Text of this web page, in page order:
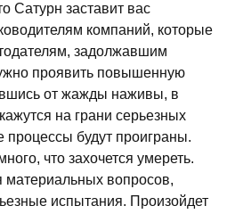
Сатурн заставит вас
компаний, которые
задолжавшим
проявить повышенную
от жажды наживы, в
на грани серьезных
будут проиграны.
что захочется умереть.
вопросов,
испытания. Произойдет